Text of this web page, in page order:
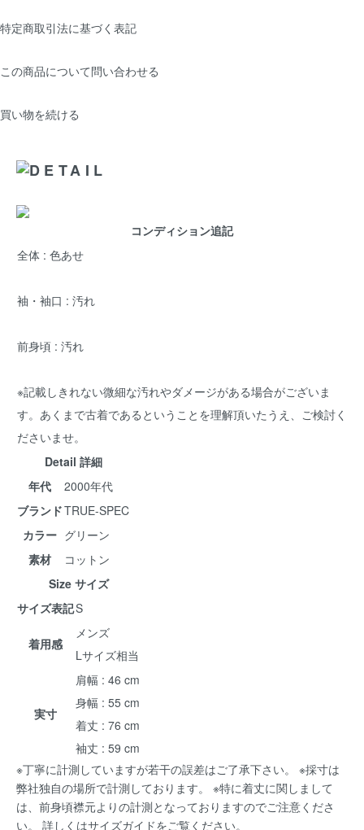
特定商取引法に基づく表記
この商品について問い合わせる
買い物を続ける
コンディション追記
全体 : 色あせ
袖・袖口 : 汚れ
前身頃 : 汚れ
※記載しきれない微細な汚れやダメージがある場合がございま
す。あくまで古着であるということを理解頂いたうえ、ご検討く
ださいませ。
Detail 詳細
年代
2000年代
ブランドTRUE-SPEC
カラー グリーン
素材
コットン
Size サイズ
サイズ表記S
着用感
メンズ
Lサイズ相当
実寸
肩幅 : 46 cm
身幅 : 55 cm
着丈 : 76 cm
袖丈 : 59 cm
※丁寧に計測していますが若干の誤差はご了承下さい。 ※採寸は
弊社独自の場所で計測しております。 ※特に着丈に関しまして
は、前身頃襟元よりの計測となっておりますのでご注意くださ
い。 詳しくはサイズガイドをご覧ください。